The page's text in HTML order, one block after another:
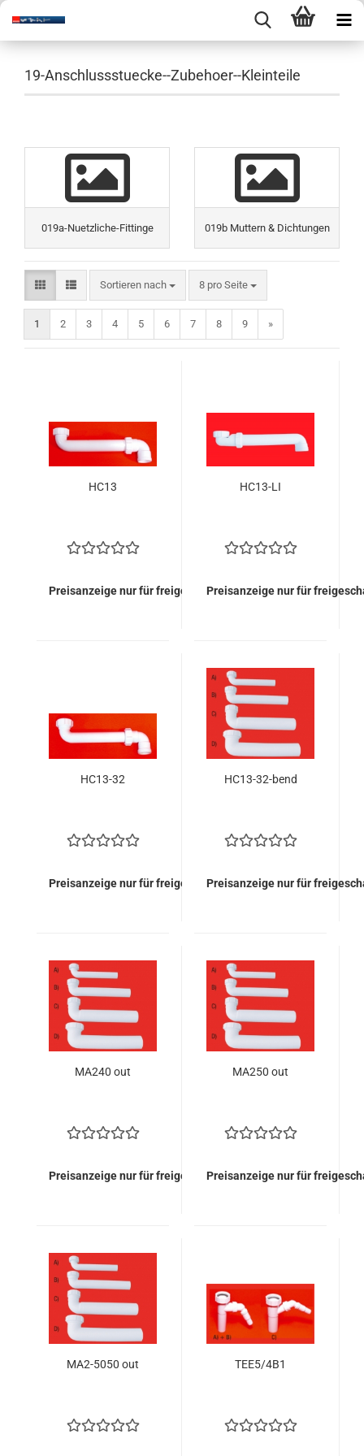
19-Anschlussstuecke--Zubehoer--Kleinteile
019a-Nuetzliche-Fittinge 019b Muttern & Dichtungen
Sortieren nach
Sortieren nach 8 pro Seite
pro Seite
1 2 3 4 5 6 7 8 9 »
HC13
Preisanzeige nur für freigeschaltete Kunden
HC13-LI
Preisanzeige nur für
HC13-32
Preisanzeige nur für freigeschaltete Kunden
HC13-32-bend
Preisanzeige nur für
MA240 out
Preisanzeige nur für freigeschaltete Kunden
MA250 out
Preisanzeige nur für
MA2-5050 out TEE5/4B1